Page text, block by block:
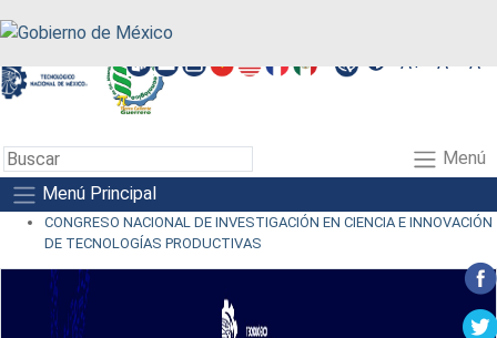
A+ A- A
Menú
Menú Principal
CONGRESO NACIONAL DE INVESTIGACIÓN EN CIENCIA E INNOVACIÓN
DE TECNOLOGÍAS PRODUCTIVAS